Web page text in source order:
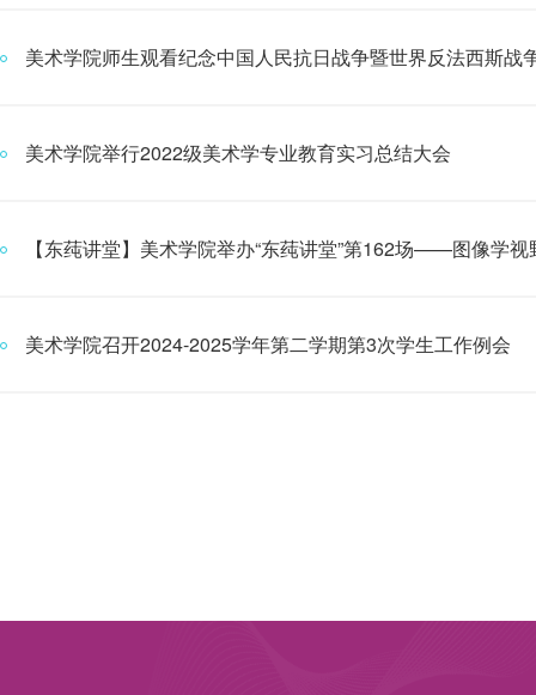
美术学院师生观看纪念中国人民抗日战争暨世界反法西斯战
美术学院举行2022级美术学专业教育实习总结大会
【东莼讲堂】美术学院举办“东莼讲堂”第162场——图像学视
美术学院召开2024-2025学年第二学期第3次学生工作例会